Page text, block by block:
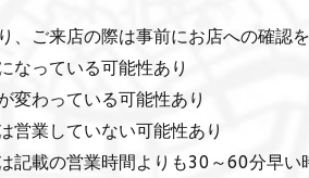
、ご来店の際は事前にお店への確認を
なっている可能性あり
変わっている可能性あり
営業していない可能性あり
記載の営業時間よりも30～60分早い